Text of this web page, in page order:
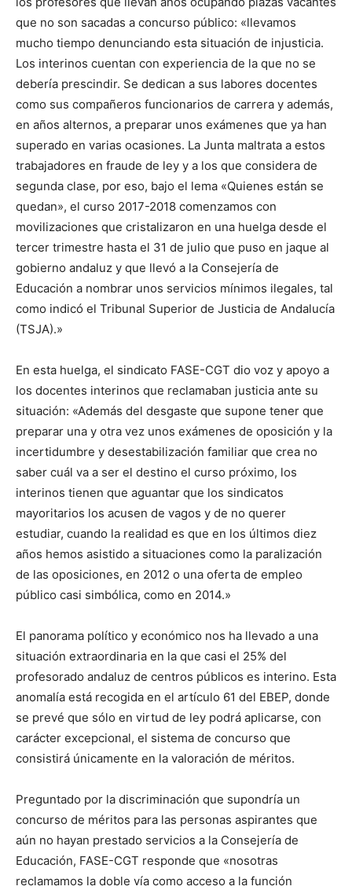
que no son sacadas a concurso público: «llevamos
mucho tiempo denunciando esta situación de injusticia.
Los interinos cuentan con experiencia de la que no se
debería prescindir. Se dedican a sus labores docentes
como sus compañeros funcionarios de carrera y además,
en años alternos, a preparar unos exámenes que ya han
superado en varias ocasiones. La Junta maltrata a estos
trabajadores en fraude de ley y a los que considera de
segunda clase, por eso, bajo el lema «Quienes están se
quedan», el curso 2017-2018 comenzamos con
movilizaciones que cristalizaron en una huelga desde el
tercer trimestre hasta el 31 de julio que puso en jaque al
gobierno andaluz y que llevó a la Consejería de
Educación a nombrar unos servicios mínimos ilegales, tal
como indicó el Tribunal Superior de Justicia de Andalucía
(TSJA).»
En esta huelga, el sindicato FASE-CGT dio voz y apoyo a
los docentes interinos que reclamaban justicia ante su
situación: «Además del desgaste que supone tener que
preparar una y otra vez unos exámenes de oposición y la
incertidumbre y desestabilización familiar que crea no
saber cuál va a ser el destino el curso próximo, los
interinos tienen que aguantar que los sindicatos
mayoritarios los acusen de vagos y de no querer
estudiar, cuando la realidad es que en los últimos diez
años hemos asistido a situaciones como la paralización
de las oposiciones, en 2012 o una oferta de empleo
público casi simbólica, como en 2014.»
El panorama político y económico nos ha llevado a una
situación extraordinaria en la que casi el 25% del
profesorado andaluz de centros públicos es interino. Esta
anomalía está recogida en el artículo 61 del EBEP, donde
se prevé que sólo en virtud de ley podrá aplicarse, con
carácter excepcional, el sistema de concurso que
consistirá únicamente en la valoración de méritos.
Preguntado por la discriminación que supondría un
concurso de méritos para las personas aspirantes que
aún no hayan prestado servicios a la Consejería de
Educación, FASE-CGT responde que «nosotras
reclamamos la doble vía como acceso a la función